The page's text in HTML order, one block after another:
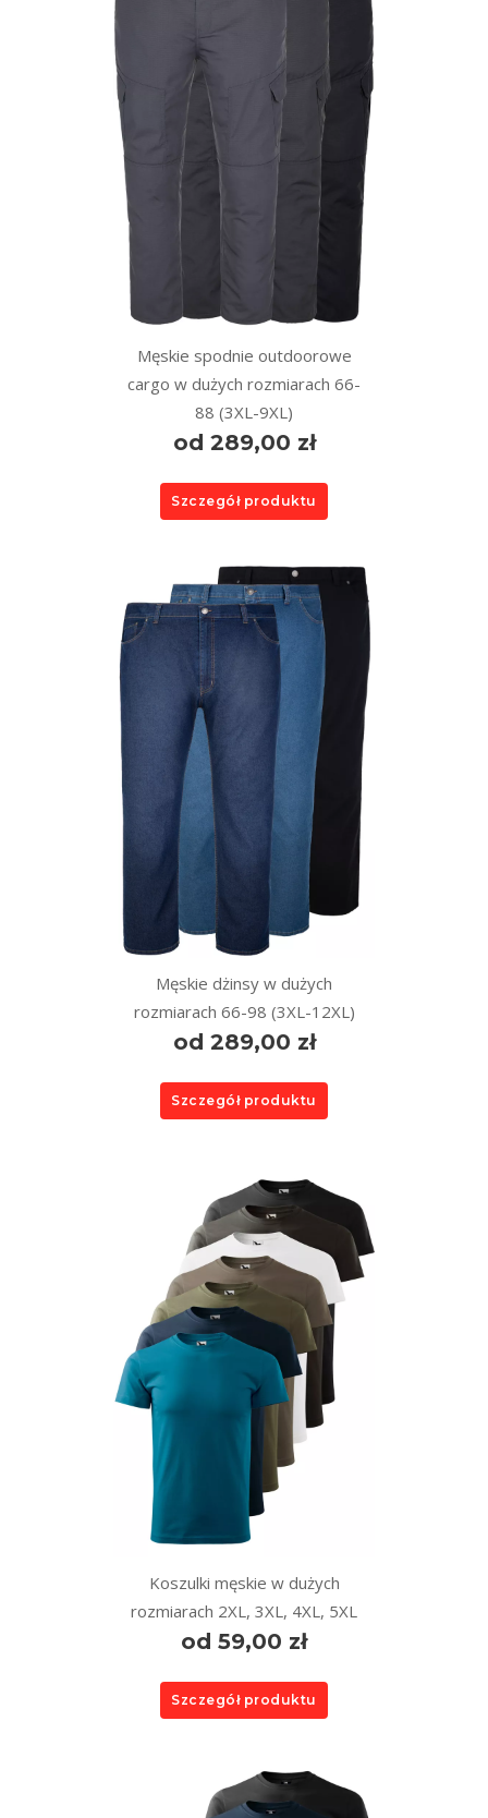
Męskie spodnie outdoorowe
cargo w dużych rozmiarach 66-
88 (3XL-9XL)
od 289,00 zł
Szczegół produktu
Męskie dżinsy w dużych
rozmiarach 66-98 (3XL-12XL)
od 289,00 zł
Szczegół produktu
Koszulki męskie w dużych
rozmiarach 2XL, 3XL, 4XL, 5XL
od 59,00 zł
Szczegół produktu